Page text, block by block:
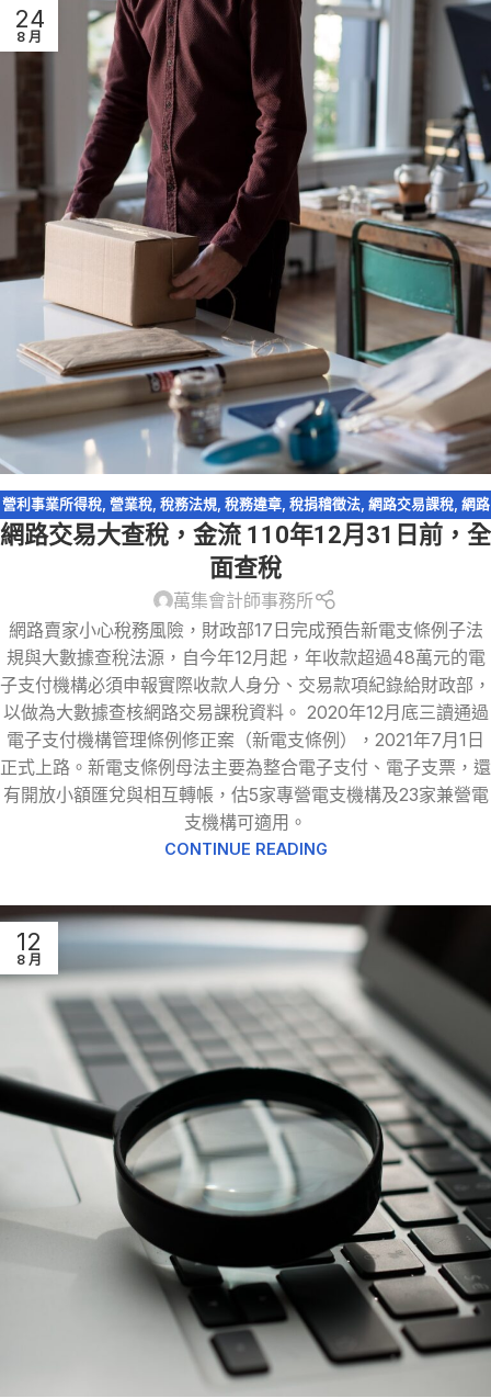
24
8 月
營利事業所得稅, 營業稅, 稅務法規, 稅務違章, 稅捐稽徵法, 網路交易課稅, 網路
拍賣 ,視同銷售貨物,逃漏稅
網路交易大查稅，金流 110年12月31日前，全
面查稅
萬集會計師事務所
網路賣家小心稅務風險，財政部17日完成預告新電支條例子法
規與大數據查稅法源，自今年12月起，年收款超過48萬元的電
子支付機構必須申報實際收款人身分、交易款項紀錄給財政部，
以做為大數據查核網路交易課稅資料。 2020年12月底三讀通過
電子支付機構管理條例修正案（新電支條例），2021年7月1日
正式上路。新電支條例母法主要為整合電子支付、電子支票，還
有開放小額匯兌與相互轉帳，估5家專營電支機構及23家兼營電
支機構可適用。
CONTINUE READING
12
8 月